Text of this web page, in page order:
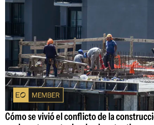
Cómo se vivió el conflicto de la